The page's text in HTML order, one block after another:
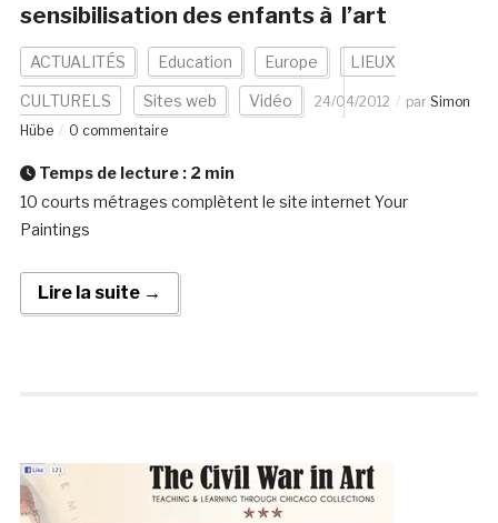
sensibilisation des enfants à l’art
ACTUALITÉS Education Europe LIEUX
CULTURELS Sites web Vidéo 24/04/2012 par Simon
Hübe
0 commentaire
Temps de lecture : 2 min
10 courts métrages complètent le site internet Your
Paintings
Lire la suite →